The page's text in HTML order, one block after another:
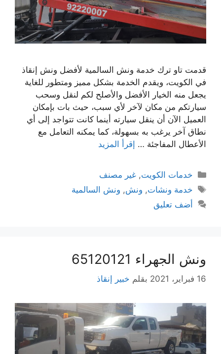
قدمت تاو ترك خدمة ونش السالمية لأفضل ونش إنقاذ
في الكويت، ويقدم الخدمة بشكل مميز ومتطور للغاية
يجعل منه الخيار الأفضل والأصلح لكم لنقل وسحب
سيارتكم من مكان لآخر لأي سبب، حيث بات بإمكان
العميل الآن أن ينقل سيارته أينما كانت تتواجد إلى أي
نطاق آخر يرغب به بسهولة، كما يمكنه التعامل مع
الأعطال المفاجئة … إقرأ المزيد
التصنيفات
خدمات الكويت,غير مصنف
الوسوم
خدمة ونشات, ونش, ونش السالمية
أضف تعليق
ونش الجهراء 65120121
16 فبراير، 2021 بقلم خبير إنقاذ